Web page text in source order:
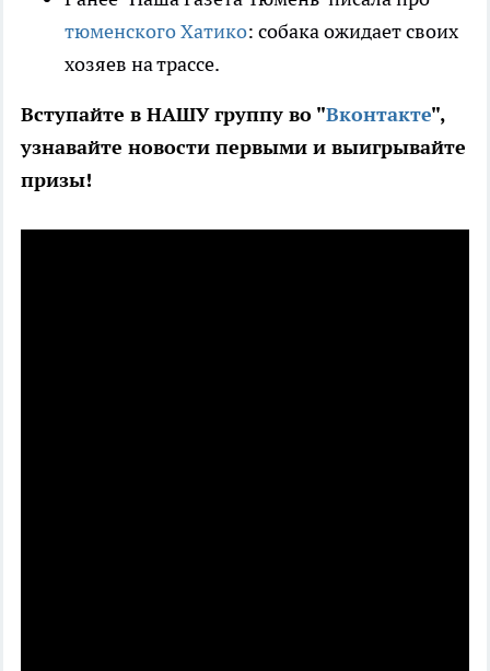
тюменского Хатико: собака ожидает своих
хозяев на трассе.
Вступайте в НАШУ группу во "Вконтакте",
узнавайте новости первыми и выигрывайте
призы!